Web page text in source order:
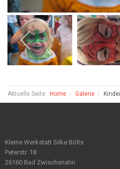
Aktuelle Seite: Home Galerie
Kleine Werkstatt Silke Bölts
Peterstr. 18
26160 Bad Zwischenahn